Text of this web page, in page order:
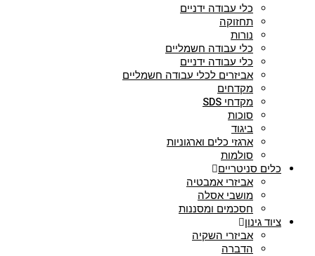
כלי עבודה ידניים
תחזוקה
נורות
כלי עבודה חשמליים
כלי עבודה ידניים
אביזרים לכלי עבודה חשמליים
מקדחים
מקדחי SDS
סוכות
ביגוד
ארגזי כלים וארגוניות
סולמות
כלים סניטריים
אביזרי אמבטיה
מושבי אסלה
חסכמים ומסננות
ציוד גינון
אביזרי השקיה
הדברה